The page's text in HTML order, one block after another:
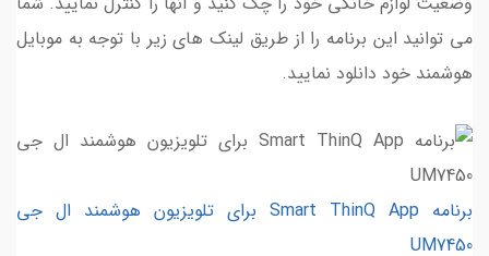
می توانید این برنامه را از طریق لینک های زیر با توجه به موبایل
هوشمند خود دانلود نمایید.
برنامه Smart ThinQ App برای تلویزیون هوشمند ال جی
UM7450